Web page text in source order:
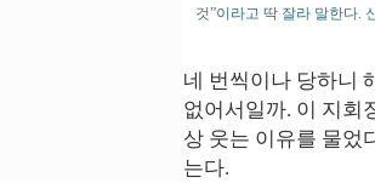
것”이라고 딱 잘라 말한다.
네 번씩이나 당하니
없어서일까. 이 지회
상 웃는 이유를 물었
는다.